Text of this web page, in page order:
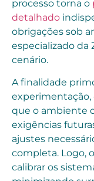
processo torna o
detalhado
obrigações sob
especializado da
cenário.
A finalidade
experimentação,
que o ambiente
exigências
ajustes
completa. Logo,
calibrar os